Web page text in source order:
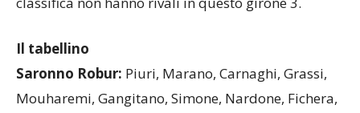
quattro per i saronnesi che con dodici punti in
Il tabellino
Saronno Robur:Piuri, Marano, Carnaghi, Grassi,